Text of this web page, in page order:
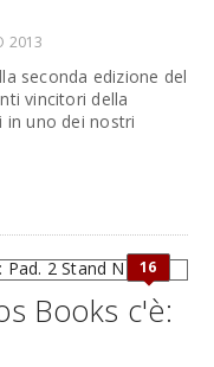
2013
seconda edizione del
vincitori della
in uno dei nostri
16
Books c'è: